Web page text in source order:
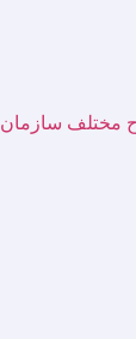
مختلف سازمان